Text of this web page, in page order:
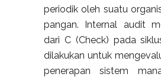
periodik oleh suatu
pangan. Internal audit
dari C (Check) pada
dilakukan untuk
penerapan sistem